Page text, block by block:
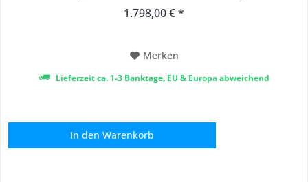
durch ein einfaches "One Button" Prinzip mit nur einem
1.798,00 € *
Merken
Lieferzeit ca. 1-3 Banktage, EU & Europa abweichend
In den Warenkorb